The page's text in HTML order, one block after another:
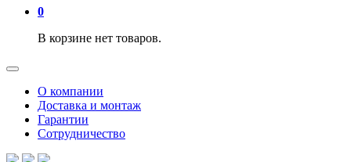
0
В корзине нет товаров.
О компании
Доставка и монтаж
Гарантии
Сотрудничество